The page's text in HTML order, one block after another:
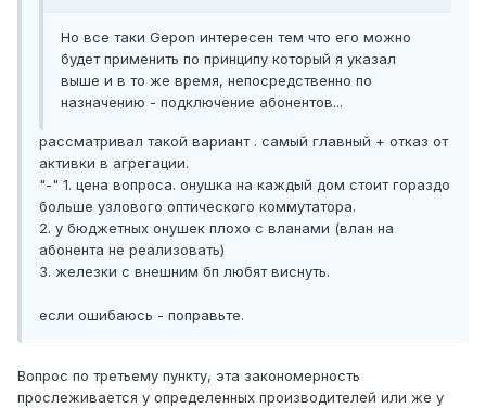
Но все таки Gepon интересен тем что его можно
будет применить по принципу который я указал
выше и в то же время, непосредственно по
назначению - подключение абонентов...
рассматривал такой вариант . самый главный + отказ от
активки в агрегации.
"-" 1. цена вопроса. онушка на каждый дом стоит гораздо
больше узлового оптического коммутатора.
2. у бюджетных онушек плохо с вланами (влан на
абонента не реализовать)
3. железки с внешним бп любят виснуть.
если ошибаюсь - поправьте.
Вопрос по третьему пункту, эта закономерность
прослеживается у определенных производителей или же у